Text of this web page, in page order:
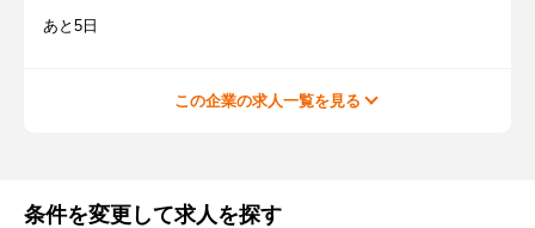
あと5日
この企業の求人一覧を見る
条件を変更して求人を探す